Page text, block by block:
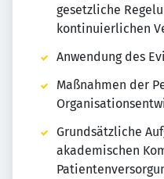
gesetzliche
kontinuierlichen
Anwendung des
Maßnahmen der
Grundsätzliche
akademischen